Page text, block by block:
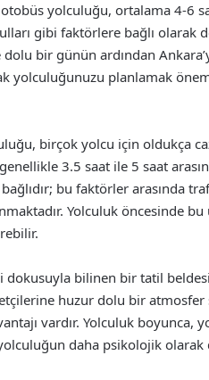
otobüs yolculuğu, ortalama 4-6
gibi faktörlere bağlı olarak
bir günün ardından
yolculuğunuzu planlamak
birçok yolcu için oldukça
3.5 saat ile 5 saat
bu faktörler arasında
Yolculuk öncesinde
bilinen bir tatil
huzur dolu bir atmosfer
vardır. Yolculuk boyunca,
daha psikolojik olarak